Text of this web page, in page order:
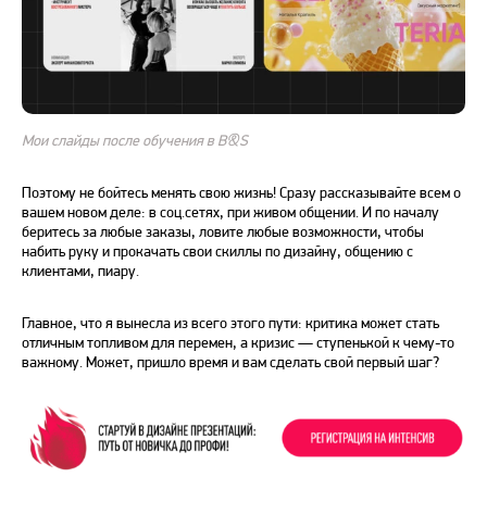
Мои слайды после обучения в B&S
Поэтому не бойтесь менять свою жизнь! Сразу рассказывайте всем о
вашем новом деле: в соц.сетях, при живом общении. И по началу
беритесь за любые заказы, ловите любые возможности, чтобы
набить руку и прокачать свои скиллы по дизайну, общению с
клиентами, пиару.
Главное, что я вынесла из всего этого пути: критика может стать
отличным топливом для перемен, а кризис — ступенькой к чему-то
важному. Может, пришло время и вам сделать свой первый шаг?